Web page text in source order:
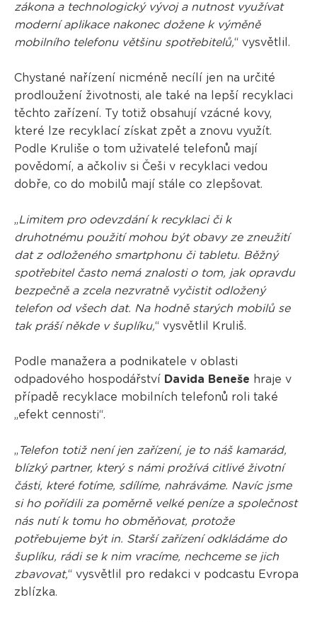
zákona a technologický vývoj a nutnost využívat
moderní aplikace nakonec dožene k výměně
mobilního telefonu většinu spotřebitelů,“ vysvětlil.
Chystané nařízení nicméně necílí jen na určité
prodloužení životnosti, ale také na lepší recyklaci
těchto zařízení. Ty totiž obsahují vzácné kovy,
které lze recyklací získat zpět a znovu využít.
Podle Kruliše o tom uživatelé telefonů mají
povědomí, a ačkoliv si Češi v recyklaci vedou
dobře, co do mobilů mají stále co zlepšovat.
„Limitem pro odevzdání k recyklaci či k
druhotnému použití mohou být obavy ze zneužití
dat z odloženého smartphonu či tabletu. Běžný
spotřebitel často nemá znalosti o tom, jak opravdu
bezpečně a zcela nezvratně vyčistit odložený
telefon od všech dat. Na hodně starých mobilů se
tak práší někde v šuplíku,“ vysvětlil Kruliš.
Podle manažera a podnikatele v oblasti
odpadového hospodářství
Davida Beneše hraje v
případě recyklace mobilních telefonů roli také
„efekt cennosti“.
„ Telefon totiž není jen zařízení, je to náš kamarád,
blízký partner, který s námi prožívá citlivé životní
části, které fotíme, sdílíme, nahráváme. Navíc jsme
si ho pořídili za poměrně velké peníze a společnost
nás nutí k tomu ho obměňovat, protože
potřebujeme být in. Starší zařízení odkládáme do
šuplíku, rádi se k nim vracíme, nechceme se jich
zbavovat,“ vysvětlil pro redakci v podcastu Evropa
zblízka.